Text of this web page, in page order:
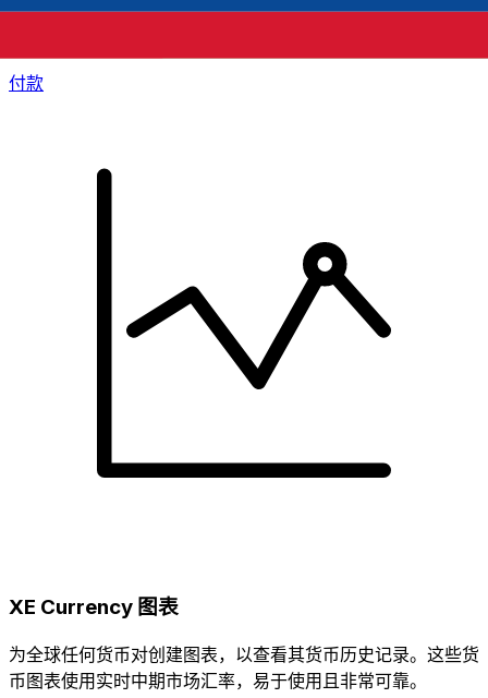
快捷安全地在线汇款。实时跟踪和通知外加灵活的交付和付款
付款
XE Currency 图表
为全球任何货币对创建图表，以查看其货币历史记录。这些货
币图表使用实时中期市场汇率，易于使用且非常可靠。